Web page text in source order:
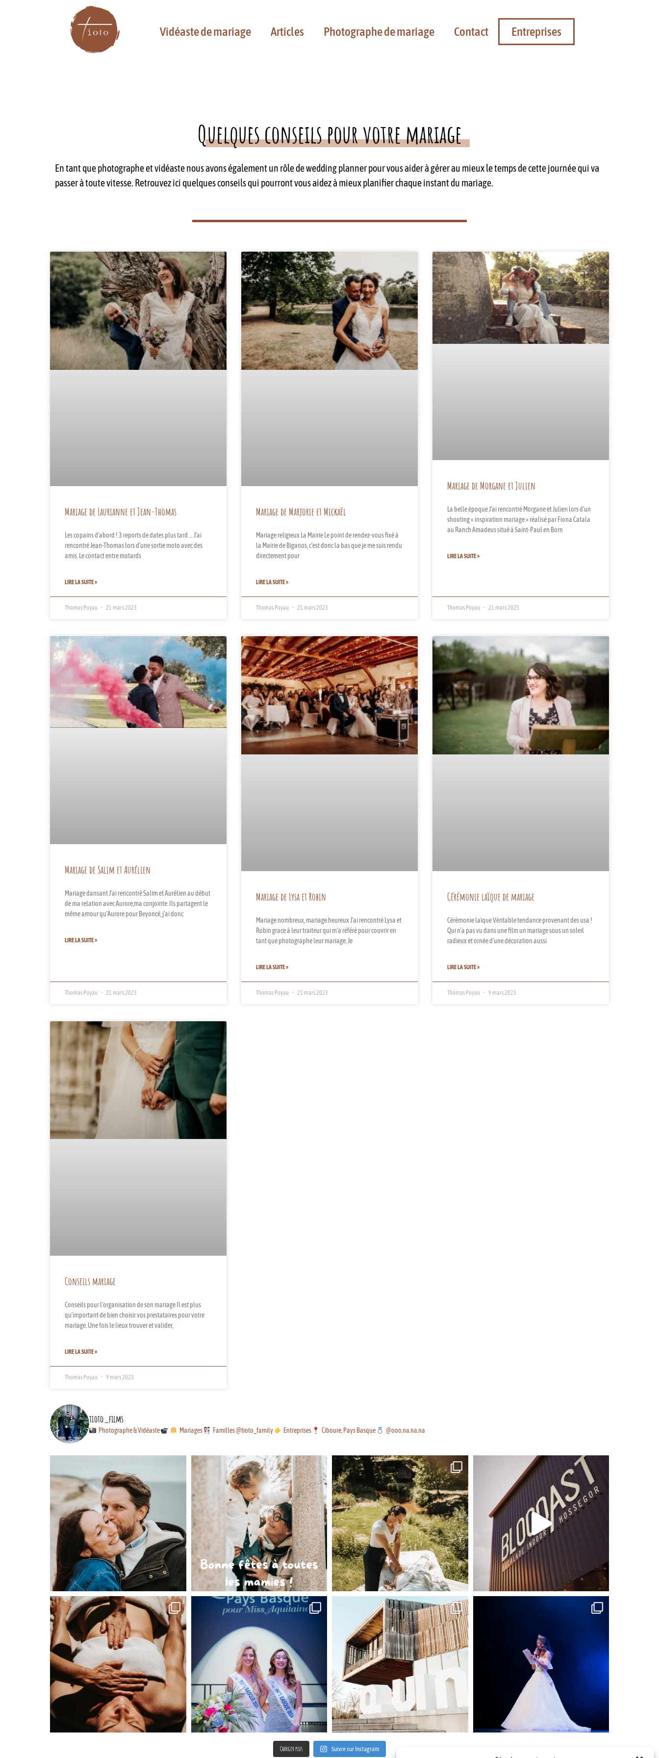
Vidéaste de mariage Articles Photographe de mariage Contact Entreprises
Quelques conseils pour votre mariage
En tant que photographe et vidéaste nous avons également un rôle de wedding planner pour vous aider à gérer au mieux le temps de cette journée qui va
passer à toute vitesse. Retrouvez ici quelques conseils qui pourront vous aidez à mieux planifier chaque instant du mariage.
Mariage de Laurianne et Jean-Thomas
Les copains d’abord ! 3 reports de dates plus tard … J’ai
rencontré Jean-Thomas lors d’une sortie moto avec des
amis. Le contact entre motards
LIRE LA SUITE »
Thomas Poyau 21 mars 2023
Mariage de Marjorie et Mickaël
Mariage religieux La Mairie Le point de rendez-vous fixé à
la Mairie de Biganos, c’est donc la bas que je me suis rendu
directement pour
LIRE LA SUITE »
Thomas Poyau 21 mars 2023
Mariage de Morgane et Julien
La belle époque J’ai rencontré Morgane et Julien lors d’un
shooting « inspiration mariage » réalisé par Fiona Catala
au Ranch Amadeus situé à Saint-Paul en Born
LIRE LA SUITE »
Thomas Poyau 21 mars 2023
Mariage de Salim et Aurélien
Mariage dansant J’ai rencontré Salim et Aurélien au début
de ma relation avec Aurore,ma conjointe. Ils partagent le
même amour qu’Aurore pour Beyoncé, j’ai donc
LIRE LA SUITE »
Thomas Poyau 21 mars 2023
Mariage de Lysa et Robin
Mariage nombreux, mariage heureux J’ai rencontré Lysa et
Robin grace à leur traiteur qui m’a référé pour couvrir en
tant que photographe leur mariage. Je
LIRE LA SUITE »
Thomas Poyau 21 mars 2023
Cérémonie laïque de mariage
Cérémonie laïque Véritable tendance provenant des usa !
Qui n’a pas vu dans une film un mariage sous un soleil
radieux et ornée d’une décoration aussi
LIRE LA SUITE »
Thomas Poyau 9 mars 2023
Conseils mariage
Conseils pour l’organisation de son mariage Il est plus
qu’important de bien choisir vos prestataires pour votre
mariage. Une fois le lieux trouver et valider,
LIRE LA SUITE »
Thomas Poyau 9 mars 2023
tioto_films
Photographe & Vidéaste Mariages Familles @tioto_family Entreprises Ciboure, Pays Basque @ooo.na.na.na
Charger plus Suivre sur Instagram